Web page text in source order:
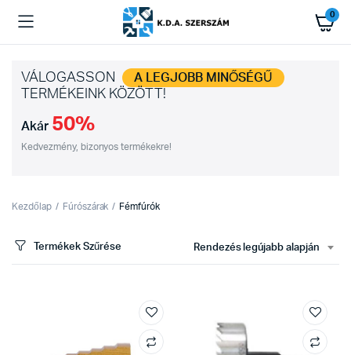
0
VÁLOGASSON A LEGJOBB MINŐSÉGŰ
TERMÉKEINK KÖZÖTT!
Akár 50%
Kedvezmény, bizonyos termékekre!
Kezdőlap Fúrószárak Fémfúrók
Termékek Szűrése Rendezés legújabb alapján